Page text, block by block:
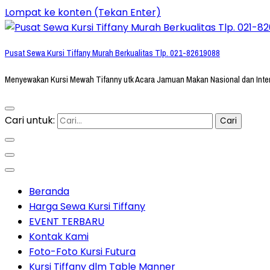
Lompat ke konten (Tekan Enter)
Pusat Sewa Kursi Tiffany Murah Berkualitas Tlp. 021-82619088
Menyewakan Kursi Mewah Tifanny utk Acara Jamuan Makan Nasional dan
Cari untuk:
Beranda
Harga Sewa Kursi Tiffany
EVENT TERBARU
Kontak Kami
Foto-Foto Kursi Futura
Kursi Tiffany dlm Table Manner